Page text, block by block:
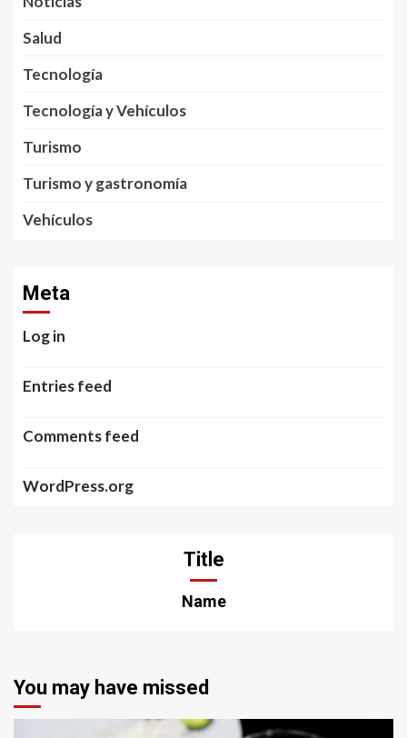
Salud
Tecnología
Tecnología y Vehículos
Turismo
Turismo y gastronomía
Vehículos
Meta
Log in
Entries feed
Comments feed
WordPress.org
Title
Name
You may have missed